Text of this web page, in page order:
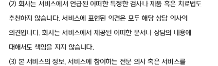
(2) 회사는 서비스에서 언급된 어떠한 특정한 검사나 제품 혹은 치료법도
추천하지 않습니다. 서비스에 표현된 의견은 모두 해당 상담 의사의
의견입니다. 회사는 서비스에서 제공된 어떠한 문서나 상담의 내용에
대해서도 책임을 지지 않습니다.
(3) 본 서비스의 정보, 서비스에 참여하는 전문 의사 혹은 서비스를